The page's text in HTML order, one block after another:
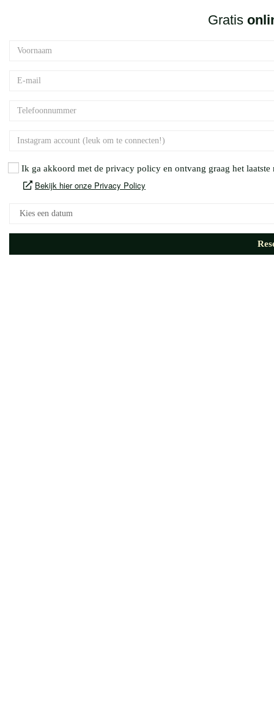
Gratis
Ik ga akkoord met de privacy policy en ontvang graag het
Bekijk hier onze Privacy Policy